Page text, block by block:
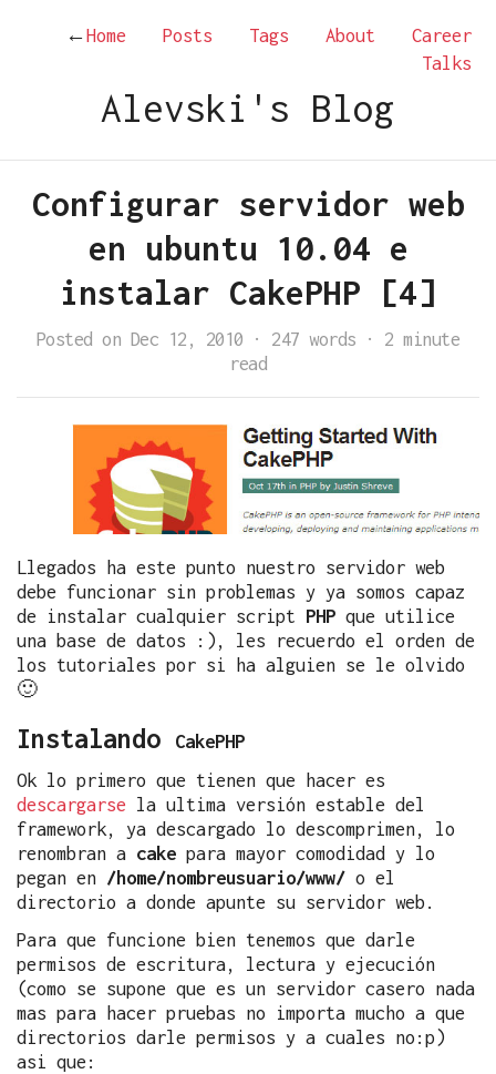
←Home Posts Tags About
Career
Talks
Alevski's Blog
Configurar servidor web
en ubuntu 10.04 e
instalar CakePHP [4]
Posted on Dec 12, 2010 · 247 words · 2 minute
read
Llegados ha este punto nuestro servidor web
debe funcionar sin problemas y ya somos capaz
de instalar cualquier script PHP que utilice
una base de datos :), les recuerdo el orden de
los tutoriales por si ha alguien se le olvido
🙂
Instalando
CakePHP
Ok lo primero que tienen que hacer es
descargarse la ultima versión estable del
framework, ya descargado lo descomprimen, lo
renombran a cake para mayor comodidad y lo
pegan en /home/nombreusuario/www/ o el
directorio a donde apunte su servidor web.
Para que funcione bien tenemos que darle
permisos de escritura, lectura y ejecución
(como se supone que es un servidor casero nada
mas para hacer pruebas no importa mucho a que
directorios darle permisos y a cuales no:p)
asi que: